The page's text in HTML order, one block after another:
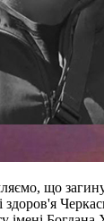
що
здоров'я